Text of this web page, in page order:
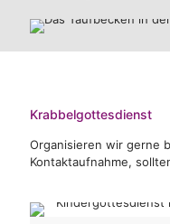
Krabbelgottesdienst
Organisieren wir gerne
Kontaktaufnahme,